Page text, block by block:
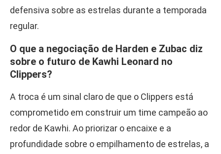
defensiva sobre as estrelas durante a temporada
regular.
O que a negociação de Harden e Zubac diz
sobre o futuro de Kawhi Leonard no
Clippers?
A troca é um sinal claro de que o Clippers está
comprometido em construir um time campeão ao
redor de Kawhi. Ao priorizar o encaixe e a
profundidade sobre o empilhamento de estrelas, a